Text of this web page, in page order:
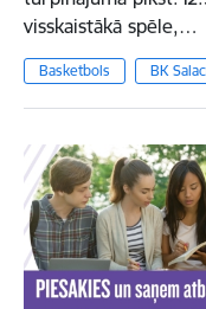
visskaistākā spēle,…
Basketbols BK